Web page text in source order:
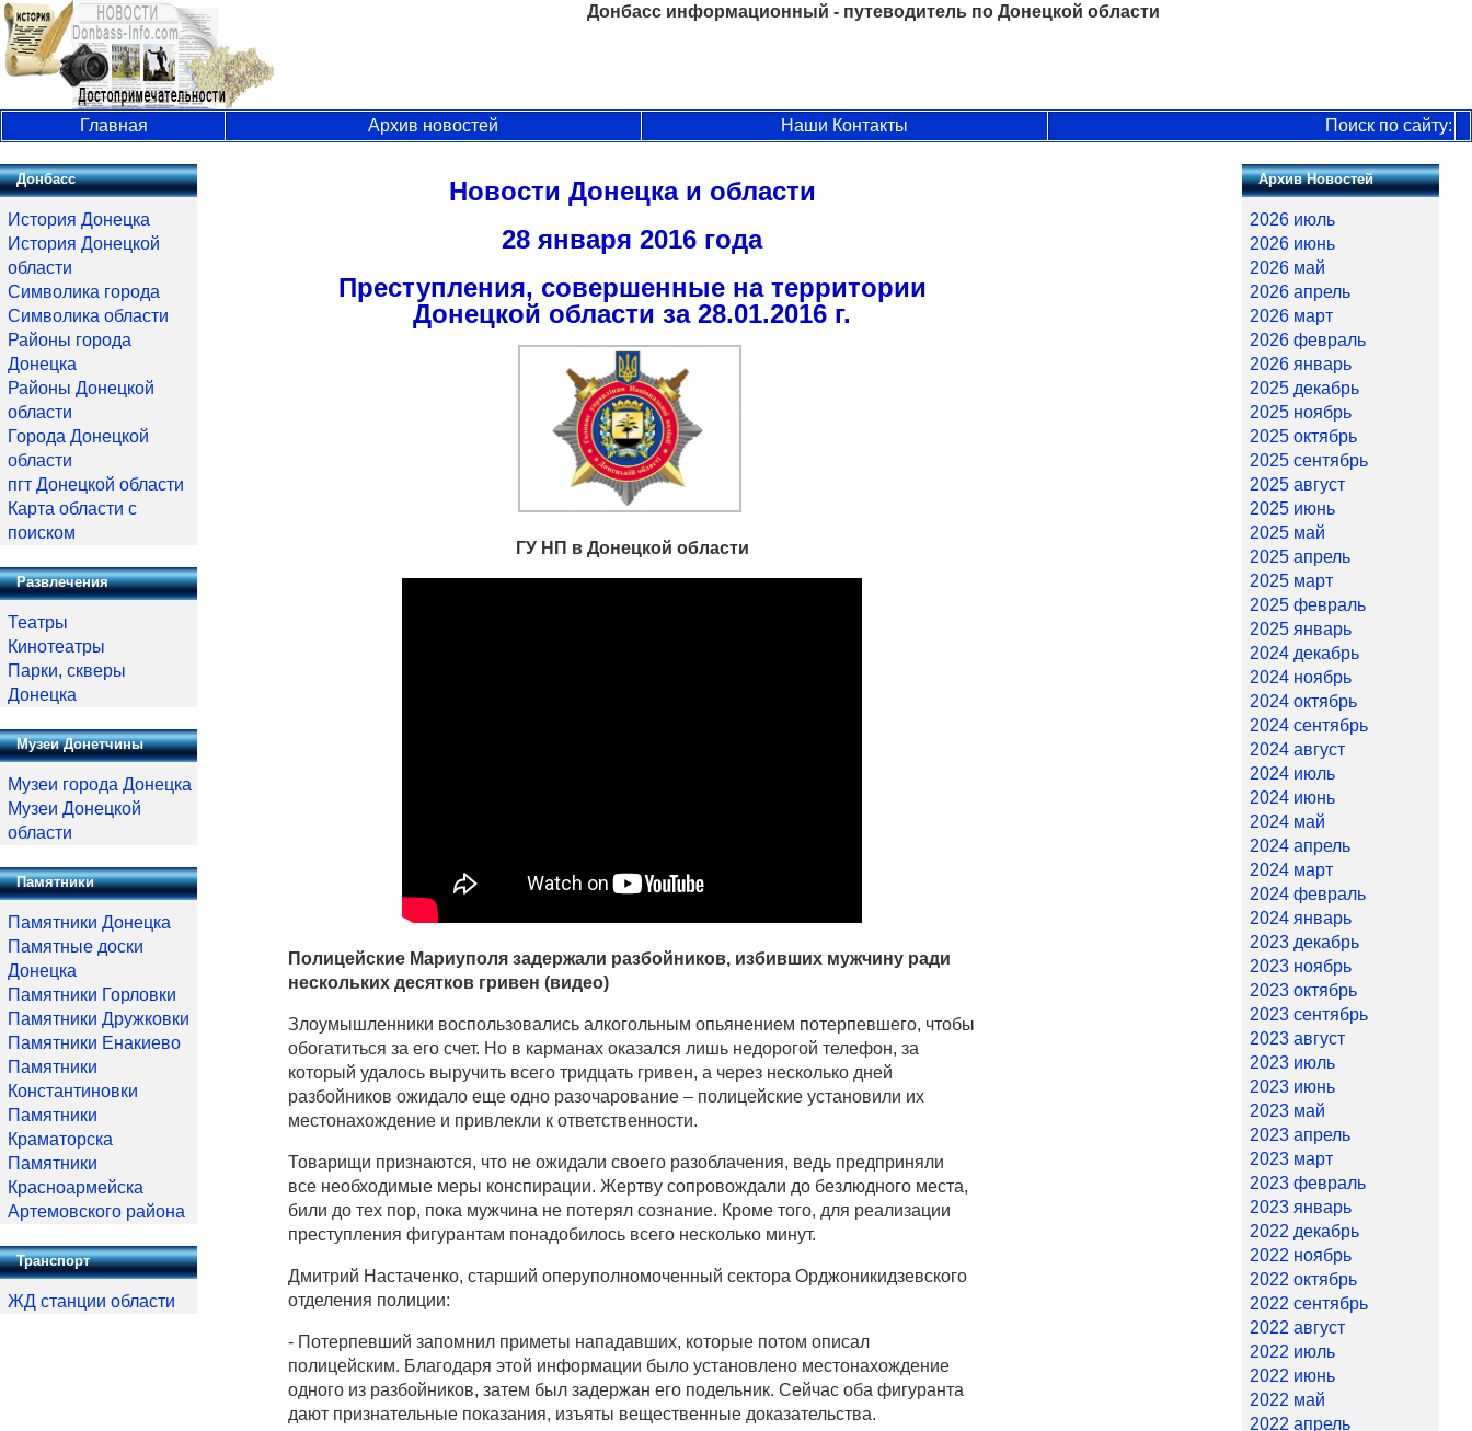
Донбасс информационный - путеводитель по Донецкой области
Главная Архив новостей Наши Контакты Поиск по сайту:
Новости Донецка и области
28 января 2016 года
Преступления, совершенные на территории
Донецкой области за 28.01.2016 г.
ГУ НП в Донецкой области
Полицейские Мариуполя задержали разбойников, избивших мужчину ради
нескольких десятков гривен (видео)
Злоумышленники воспользовались алкогольным опьянением потерпевшего, чтобы
обогатиться за его счет. Но в карманах оказался лишь недорогой телефон, за
который удалось выручить всего тридцать гривен, а через несколько дней
разбойников ожидало еще одно разочарование – полицейские установили их
местонахождение и привлекли к ответственности.
Товарищи признаются, что не ожидали своего разоблачения, ведь предприняли
все необходимые меры конспирации. Жертву сопровождали до безлюдного места,
били до тех пор, пока мужчина не потерял сознание. Кроме того, для реализации
преступления фигурантам понадобилось всего несколько минут.
Дмитрий Настаченко, старший оперуполномоченный сектора Орджоникидзевского
отделения полиции:
- Потерпевший запомнил приметы нападавших, которые потом описал
полицейским. Благодаря этой информации было установлено местонахождение
одного из разбойников, затем был задержан его подельник. Сейчас оба фигуранта
дают признательные показания, изъяты вещественные доказательства.
Донбасс
История Донецка
История Донецкой
области
Символика города
Символика области
Районы города
Донецка
Районы Донецкой
области
Города Донецкой
области
пгт Донецкой области
Карта области с
поиском
Развлечения
Театры
Кинотеатры
Парки, скверы
Донецка
Музеи Донетчины
Музеи города Донецка
Музеи Донецкой
области
Памятники
Памятники Донецка
Памятные доски
Донецка
Памятники Горловки
Памятники Дружковки
Памятники Енакиево
Памятники
Константиновки
Памятники
Краматорска
Памятники
Красноармейска
Артемовского района
Транспорт
ЖД станции области
Архив Новостей
2026 июль
2026 июнь
2026 май
2026 апрель
2026 март
2026 февраль
2026 январь
2025 декабрь
2025 ноябрь
2025 октябрь
2025 сентябрь
2025 август
2025 июнь
2025 май
2025 апрель
2025 март
2025 февраль
2025 январь
2024 декабрь
2024 ноябрь
2024 октябрь
2024 сентябрь
2024 август
2024 июль
2024 июнь
2024 май
2024 апрель
2024 март
2024 февраль
2024 январь
2023 декабрь
2023 ноябрь
2023 октябрь
2023 сентябрь
2023 август
2023 июль
2023 июнь
2023 май
2023 апрель
2023 март
2023 февраль
2023 январь
2022 декабрь
2022 ноябрь
2022 октябрь
2022 сентябрь
2022 август
2022 июль
2022 июнь
2022 май
2022 апрель